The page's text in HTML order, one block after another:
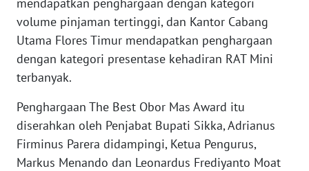
volume pinjaman tertinggi, dan Kantor Cabang
Utama Flores Timur mendapatkan penghargaan
dengan kategori presentase kehadiran RAT Mini
terbanyak.
Penghargaan The Best Obor Mas Award itu
diserahkan oleh Penjabat Bupati Sikka, Adrianus
Firminus Parera didampingi, Ketua Pengurus,
Markus Menando dan Leonardus Frediyanto Moat
PAPUA
WN
PAPUA
WN
RIAU